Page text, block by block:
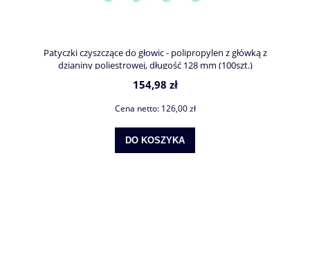
Patyczki czyszczące do głowic - polipropylen z główką z
dzianiny poliestrowej, długość 128 mm (100szt.)
154,98 zł
Cena netto: 126,00 zł
DO KOSZYKA